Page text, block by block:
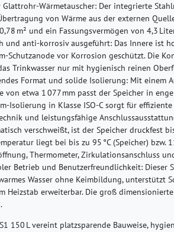
Glattrohr-Wärmetauscher: Der integrierte
von Wärme aus der externen
m² und ein Fassungsvermögen von 4,3
und anti-korrosiv ausgeführt: Das Innere ist
Schutzanode vor Korrosion geschützt. Die
Trinkwasser nur mit hygienisch reinen
Format und solide Isolierung: Mit einem
von etwa 1 077 mm passt der Speicher in
Isolierung in Klasse ISO‑C sorgt für
und leistungsfähige
verschweißt, ist der Speicher druckfest
liegt bei bis zu 95 °C (Speicher) bzw.
Thermometer, Zirkulationsanschluss
Betrieb und Benutzerfreundlichkeit: Dieser
Wasser ohne Keimbildung, unterstützt
Heizstab erweiterbar. Die groß
S1 150 L vereint platzsparende Bauweise,